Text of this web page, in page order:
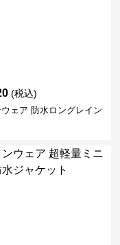
(税込)
ウェア 防水ロングレイン